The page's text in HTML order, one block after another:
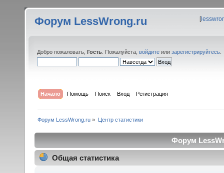
Форум LessWrong.ru [
Добро пожаловать, Гость . Пожалуйста, войдите или зарегистрируйтесь
Начало Помощь Поиск Вход Регистрация
Форум LessWrong.ru » Центр статистики
Форум
Общая статистика